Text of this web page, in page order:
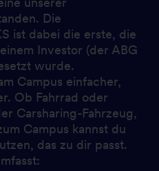
unserer
Die
ist dabei die erste, die
Investor (der ABG
wurde.
Campus einfacher,
Ob Fahrrad oder
Carsharing-Fahrzeug,
Campus kannst du
das zu dir passt.